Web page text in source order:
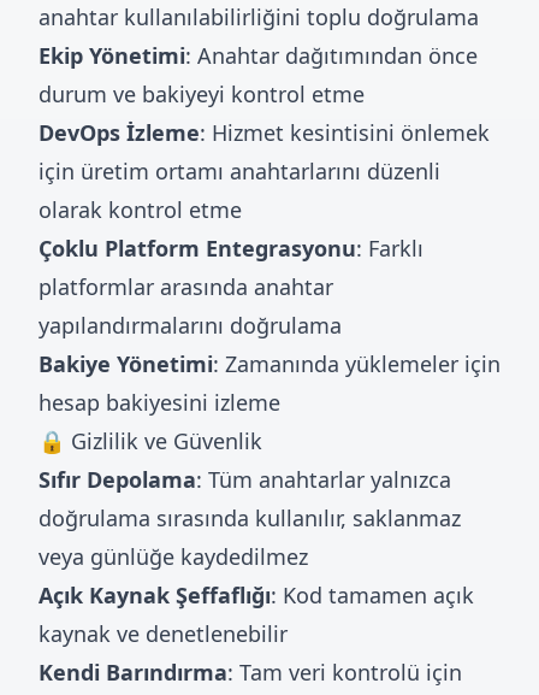
anahtar kullanılabilirliğini toplu doğrulama
Ekip Yönetimi: Anahtar dağıtımından önce
durum ve bakiyeyi kontrol etme
DevOps İzleme: Hizmet kesintisini önlemek
için üretim ortamı anahtarlarını düzenli
olarak kontrol etme
Çoklu Platform Entegrasyonu: Farklı
platformlar arasında anahtar
yapılandırmalarını doğrulama
Bakiye Yönetimi: Zamanında yüklemeler için
hesap bakiyesini izleme
🔒 Gizlilik ve Güvenlik
Sıfır Depolama: Tüm anahtarlar yalnızca
doğrulama sırasında kullanılır, saklanmaz
veya günlüğe kaydedilmez
Açık Kaynak Şeffaflığı: Kod tamamen açık
kaynak ve denetlenebilir
Kendi Barındırma: Tam veri kontrolü için